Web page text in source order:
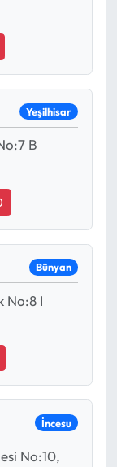
Yeşilhisar
B
Bünyan
No:8 I
İncesu
No:10,